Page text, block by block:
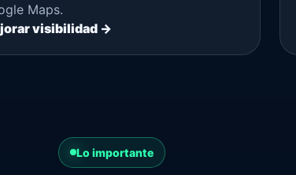
Maps.
visibilidad →
Lo importante